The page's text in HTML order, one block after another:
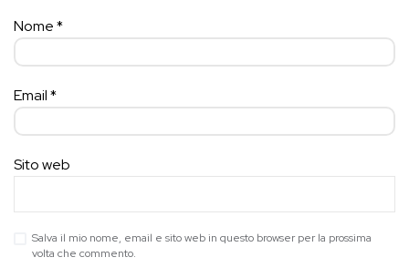
Nome*
Email*
Sito web
Salva il mio nome, email e sito web in questo browser per la prossima
volta che commento.